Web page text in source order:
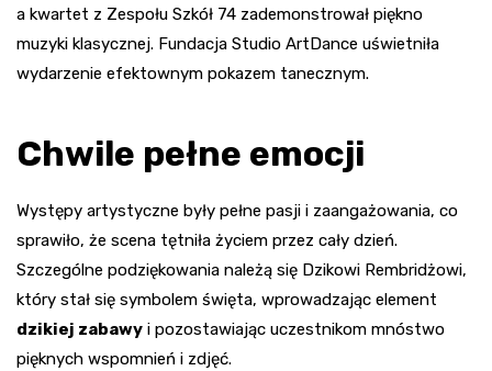
a kwartet z Zespołu Szkół 74 zademonstrował piękno
muzyki klasycznej. Fundacja Studio ArtDance uświetniła
wydarzenie efektownym pokazem tanecznym.
Chwile pełne emocji
Występy artystyczne były pełne pasji i zaangażowania, co
sprawiło, że scena tętniła życiem przez cały dzień.
Szczególne podziękowania należą się Dzikowi Rembridżowi,
który stał się symbolem święta, wprowadzając element
dzikiej zabawy i pozostawiając uczestnikom mnóstwo
pięknych wspomnień i zdjęć.